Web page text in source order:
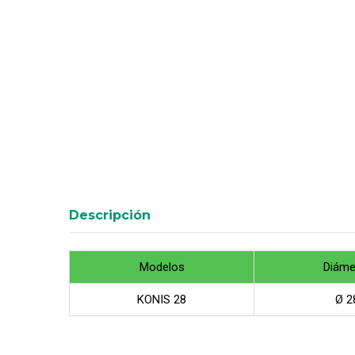
Descripción
Modelos
KONIS 28 Ø